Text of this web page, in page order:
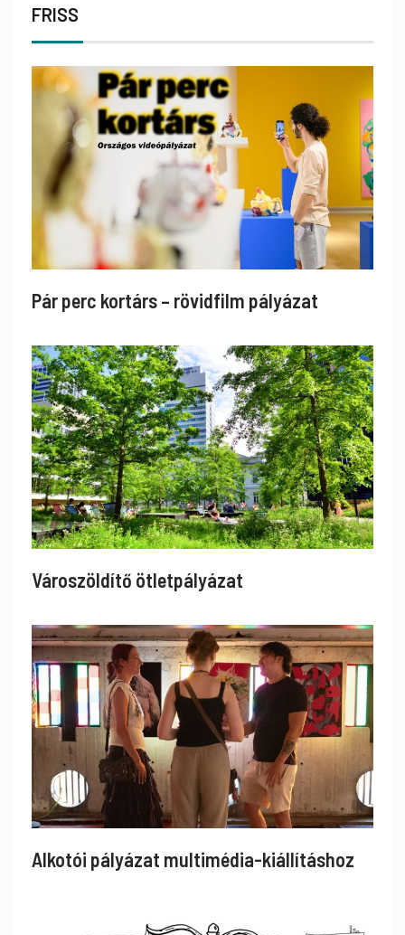
FRISS
Pár perc kortárs – rövidfilm pályázat
Városzöldítő ötletpályázat
Alkotói pályázat multimédia-kiállításhoz